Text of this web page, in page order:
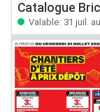
Catalogue
Valable: 31 juil.